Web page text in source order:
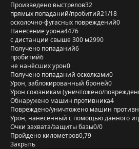
Произведено выстрелов32
прямых попаданий/пробитий21/18
осколочно-фугасных повреждений0
Нанесение урона4476
с дистанции свыше 300 м2990
Получено попаданий6
пробитий6
не нанёсших урон0
Получено попаданий осколками0
Урон, заблокированный бронёй0
Урон союзникам (уничтожено/
Обнаружено машин противника4
Повреждено/уничтожено машин
Урон, нанесённый с помощью данного
Очки захвата/защиты базы0/0
Пройдено километров0,79
Закрыть